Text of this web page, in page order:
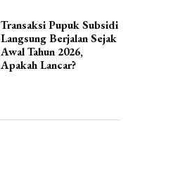
Transaksi Pupuk Subsidi
Langsung Berjalan Sejak
Awal Tahun 2026,
Apakah Lancar?